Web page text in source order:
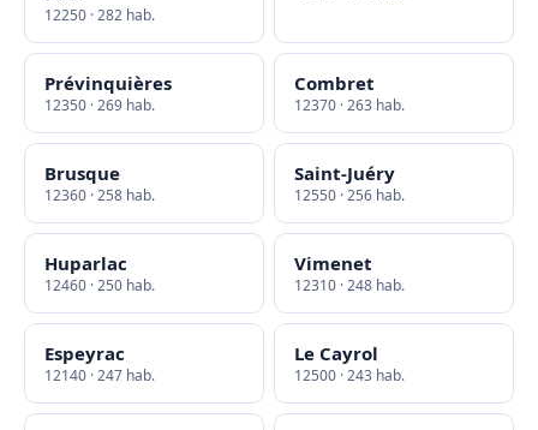
12250 · 282 hab.
Prévinquières
12350 · 269 hab.
Combret
12370 · 263 hab.
Brusque
12360 · 258 hab.
Saint-Juéry
12550 · 256 hab.
Huparlac
12460 · 250 hab.
Vimenet
12310 · 248 hab.
Espeyrac
12140 · 247 hab.
Le Cayrol
12500 · 243 hab.